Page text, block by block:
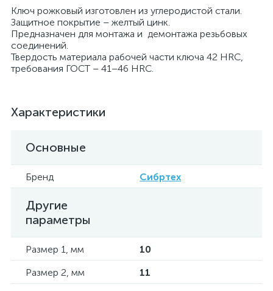
Ключ рожковый изготовлен из углеродистой стали.
Защитное покрытие – желтый цинк.
Предназначен для монтажа и демонтажа резьбовых
соединений.
Твердость материала рабочей части ключа 42 HRC,
требования ГОСТ – 41–46 HRC.
Характеристики
Основные
Бренд Сибртех
Другие
параметры
Размер 1, мм
10
Размер 2, мм
11